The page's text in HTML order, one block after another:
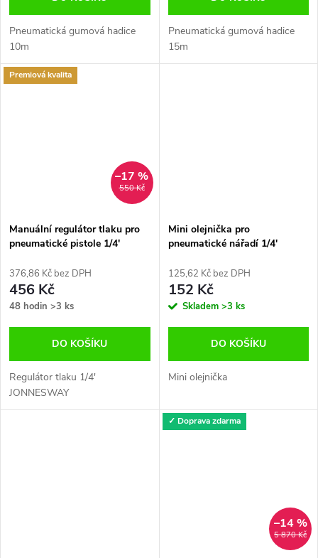
Pneumatická gumová hadice
10m
Pneumatická gumová hadice
15m
Premiová kvalita
550 Kč
–17 %
Manuální regulátor tlaku pro
pneumatické pistole 1/4'
376,86 Kč bez DPH
456 Kč
48 hodin >3 ks
DO KOŠÍKU
Regulátor tlaku 1/4'
JONNESWAY
Mini olejnička pro
pneumatické nářadí 1/4'
125,62 Kč bez DPH
152 Kč
Skladem >3 ks
DO KOŠÍKU
Mini olejnička
✓ Doprava zdarma
5 870 Kč
–14 %